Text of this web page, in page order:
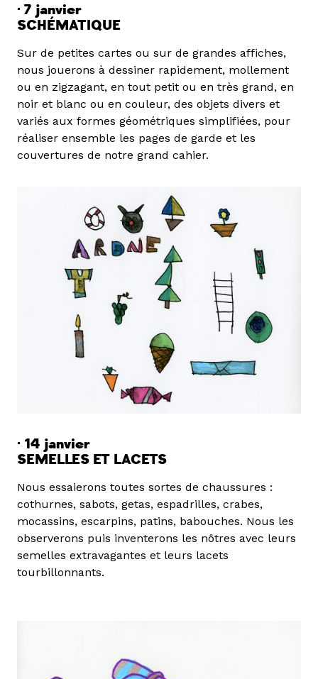
· 7 janvier
SCHÉMATIQUE
Sur de petites cartes ou sur de grandes affiches,
nous jouerons à dessiner rapidement, mollement
ou en zigzagant, en tout petit ou en très grand, en
noir et blanc ou en couleur, des objets divers et
variés aux formes géométriques simplifiées, pour
réaliser ensemble les pages de garde et les
couvertures de notre grand cahier.
· 14 janvier
SEMELLES ET LACETS
Nous essaierons toutes sortes de chaussures :
cothurnes, sabots, getas, espadrilles, crabes,
mocassins, escarpins, patins, babouches. Nous les
observerons puis inventerons les nôtres avec leurs
semelles extravagantes et leurs lacets
tourbillonnants.